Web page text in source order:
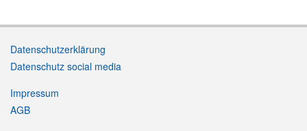
Datenschutzerklärung
Datenschutz social media
Impressum
AGB